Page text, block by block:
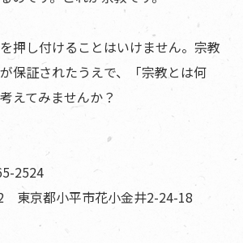
押し付けることはいけません。宗教
保証されたうえで、「宗教とは何
えてみませんか？
2524
京都小平市花小金井2-24-18